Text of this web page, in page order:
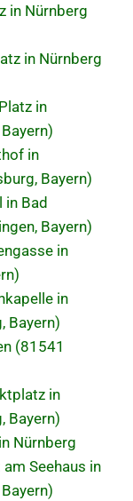
in Nürnberg
in Nürnberg
in
in
Bayern)
in Bad
Bayern)
in
in
Bayern)
(81541
in
Bayern)
Nürnberg
Seehaus in